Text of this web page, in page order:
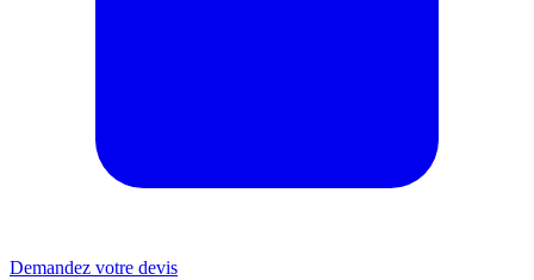
Demandez votre devis